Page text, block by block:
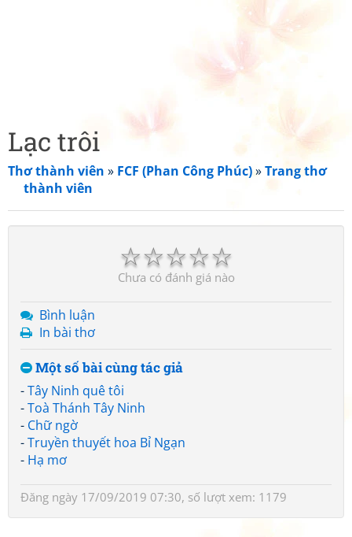
Lạc trôi
Thơ thành viên » FCF (Phan Công Phúc)»Trang thơ
thành viên
☆
☆
☆
☆
☆
Chưa có đánh giá nào
Bình luận
In bài thơ
Một số bài cùng tác giả
-Tây Ninh quê tôi
-Toà Thánh Tây Ninh
- Chữ ngờ
-Truyền thuyết hoa Bỉ Ngạn
- Hạ mơ
Đăng ngày 17/09/2019 07:30, số lượt xem: 1179